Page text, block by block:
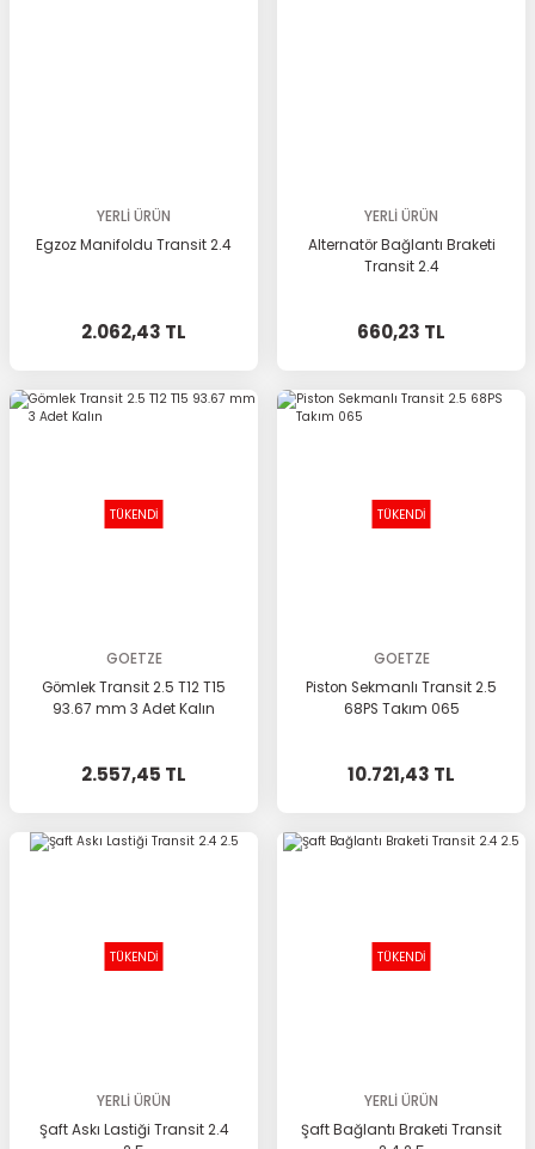
YERLİ ÜRÜN
Egzoz Manifoldu Transit 2.4
2.062,43 TL
YERLİ ÜRÜN
Alternatör Bağlantı Braketi
Transit 2.4
660,23 TL
TÜKENDİ
GOETZE
Gömlek Transit 2.5 T12 T15
93.67 mm 3 Adet Kalın
2.557,45 TL
TÜKENDİ
GOETZE
Piston Sekmanlı Transit 2.5
68PS Takım 065
10.721,43 TL
TÜKENDİ
YERLİ ÜRÜN
Şaft Askı Lastiği Transit 2.4
TÜKENDİ
YERLİ ÜRÜN
Şaft Bağlantı Braketi Transit